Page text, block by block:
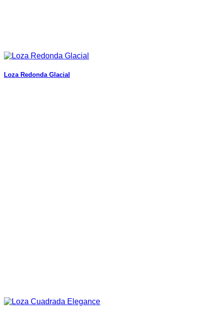
Loza Redonda Glacial